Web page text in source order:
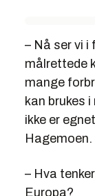
– Nå ser vi i
målrettede
mange
kan brukes
ikke er
Hagemoen.
– Hva
Europa?